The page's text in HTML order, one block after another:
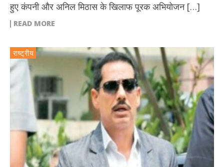
हुए कंपनी और अनिल मिठास के खिलाफ पूरक अभियोजन […]
READ MORE
राष्ट्रीय